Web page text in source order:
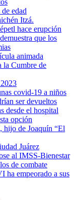
edad
Itzá.
hace erupción
que los
animada
la Cumbre de
covid-19 a niños
ser devueltos
desde el hospital
opción
hijo de Joaquín “El
Juárez
al IMSS-Bienestar
de combate
ha empeorado a sus